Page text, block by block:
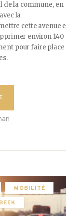
de la commune, en
la
cette avenue
environ 140
pour faire place
MOBILITÉ